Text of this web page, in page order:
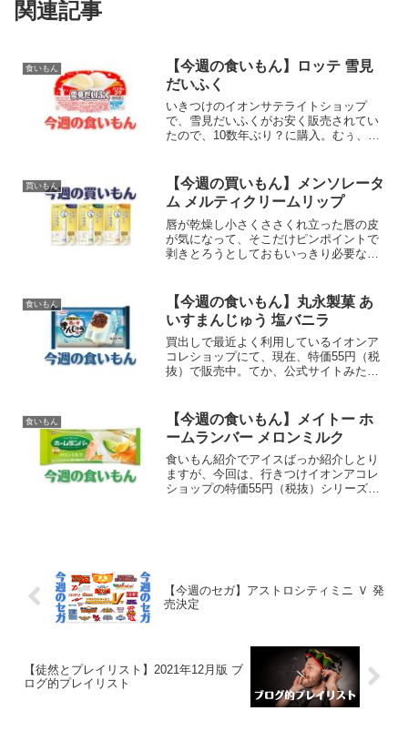
関連記事
食いもん
【今週の食いもん】ロッテ 雪見
だいふく
いきつけのイオンサテライトショップ
で、雪見だいふくがお安く販売されてい
たので、10数年ぶり？に購入。むぅ、こ
気がするぜ。20年以上に渡るデフレ、そ
して消費増税の影響が、...
買いもん
【今週の買いもん】メンソレータ
ム メルティクリームリップ
唇が乾燥し小さくささくれ立った唇の皮
が気になって、そこだけピンポイントで
剥きとろうとしておもいっきり必要な皮
小僧じゃないんだし、ええ歳こいて小金
も稼いでるんだから、そん...
食いもん
【今週の食いもん】丸永製菓 あ
いすまんじゅう 塩バニラ
買出しで最近よく利用しているイオンア
コレショップにて、現在、特価55円（税
抜）で販売中。てか、公式サイトみた
に食いづらい。なんなんだこのカタチ
は。まぁ、旨いけどな。...
食いもん
【今週の食いもん】メイトー ホ
ームランバー メロンミルク
食いもん紹介でアイスばっか紹介しとり
ますが、今回は、行きつけイオンアコレ
ショップの特価55円（税抜）シリーズ第3
【今週のセガ】アストロシティミニ Ｖ 発
売決定
【徒然とプレイリスト】2021年12月版 ブ
ログ的プレイリスト